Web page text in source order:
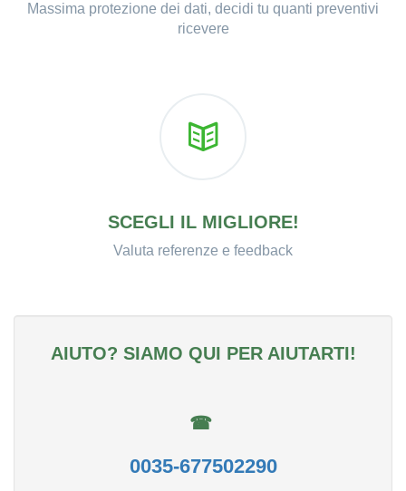
Massima protezione dei dati, decidi tu quanti preventivi
ricevere
SCEGLI IL MIGLIORE!
Valuta referenze e feedback
AIUTO? SIAMO QUI PER AIUTARTI!
☎
0035-677502290